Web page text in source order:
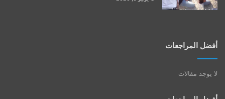
أفضل المراجعات
لا يوجد مقالات